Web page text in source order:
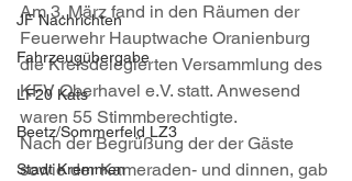
JF Nachrichten
Fahrzeugübergabe
LF20 Kats
Beetz/Sommerfeld LZ3
Stadt Kremmen
Am 3. März fand in den Räumen der
Feuerwehr Hauptwache Oranienburg
die Kreisdelegierten Versammlung des
KFV Oberhavel e.V. statt. Anwesend
waren 55 Stimmberechtigte.
Nach der Begrüßung der der Gäste
sowie der Kameraden- und dinnen, gab